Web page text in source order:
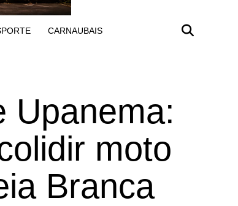
CARNAUBAIS
Upanema:
moto
Branca